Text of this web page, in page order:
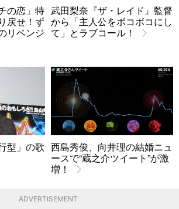
の恋」特
戻せ！ず
リベンジ
武田梨奈『ザ・レイド』監督
から「主人公をボコボコにし
て」とラブコール！
型」の歌 西島秀俊、向井理の結婚ニュ
ースで“蔵之介ツイート”が激
増！
ADVERTISEMENT